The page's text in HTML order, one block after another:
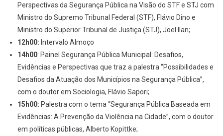
Perspectivas da Segurança Pública na Visão do STF e STJ com
Ministro do Supremo Tribunal Federal (STF), Flávio Dino e
Ministro do Superior Tribunal de Justiça (STJ), Joel Ilan;
12h00: Intervalo Almoço
14h00: Painel Segurança Pública Municipal: Desafios,
Evidências e Perspectivas que traz a palestra “Possibilidades e
Desafios da Atuação dos Municípios na Segurança Pública”,
com o doutor em Sociologia, Flávio Sapori;
15h00: Palestra com o tema “Segurança Pública Baseada em
Evidências: A Prevenção da Violência na Cidade”, com o doutor
em políticas públicas, Alberto Kopittke;